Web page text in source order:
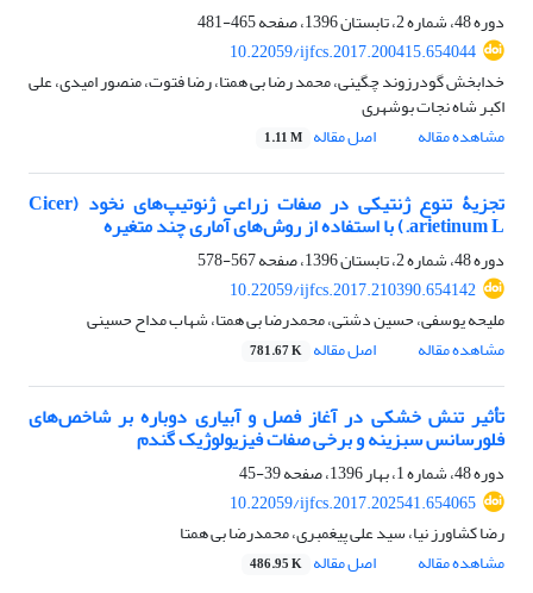
دوره 48، شماره 2، تابستان 1396، صفحه
465-481
10.22059/ijfcs.2017.200415.654044
خدابخش گودرزوند چگینی، محمد رضا بی همتا، رضا فتوت، منصور امیدی، علی
اکبر شاه نجات بوشهری
مشاهده مقاله
اصل مقاله 1.11 M
تجزیۀ تنوع ژنتیکی در صفات زراعی ژنوتیپ‌های نخود (Cicer
arietinum L.) با استفاده از روش‌های آماری چند متغیره
دوره 48، شماره 2، تابستان 1396، صفحه
567-578
10.22059/ijfcs.2017.210390.654142
ملیحه یوسفی، حسین دشتی، محمدرضا بی همتا، شهاب مداح حسینی
مشاهده مقاله
اصل مقاله 781.67 K
تأثیر تنش خشکی در آغاز فصل و آبیاری دوباره بر شاخص‌های
فلورسانس سبزینه و برخی صفات فیزیولوژیک گندم
دوره 48، شماره 1، بهار 1396، صفحه
39-45
10.22059/ijfcs.2017.202541.654065
رضا کشاورز نیا، سید علی پیغمبری، محمدرضا بی همتا
مشاهده مقاله
اصل مقاله 486.95 K